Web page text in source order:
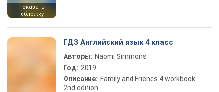
показать
обложку
ГДЗ Английский язык 4 класс
Авторы: Naomi Simmons
Год: 2019
Описание: Family and Friends 4 workbook
2nd edition